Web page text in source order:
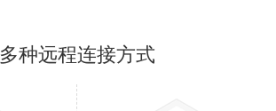
多种远程连接方式